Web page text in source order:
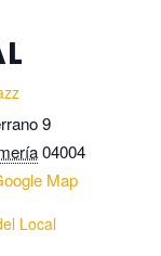
9
04004
Map
Local